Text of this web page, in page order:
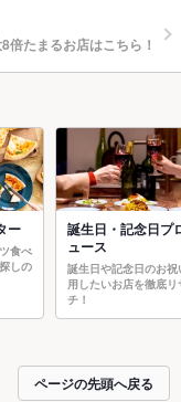
たまるお店はこちら！
ー
食べ
しの
誕生日・記念日プ
ュース
誕生日や記念日のお祝
用したいお店を徹底リ
チ！
ページの先頭へ戻る